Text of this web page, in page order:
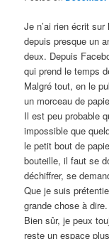
Je n’ai rien écrit
depuis presque un
deux. Depuis
qui prend le temps
Malgré tout, en le
un morceau de
Il est peu probable
impossible que
le petit bout de
bouteille, il faut se
déchiffrer, se
Que je suis
grande chose à dire.
Bien sûr, je peux
reste un espace